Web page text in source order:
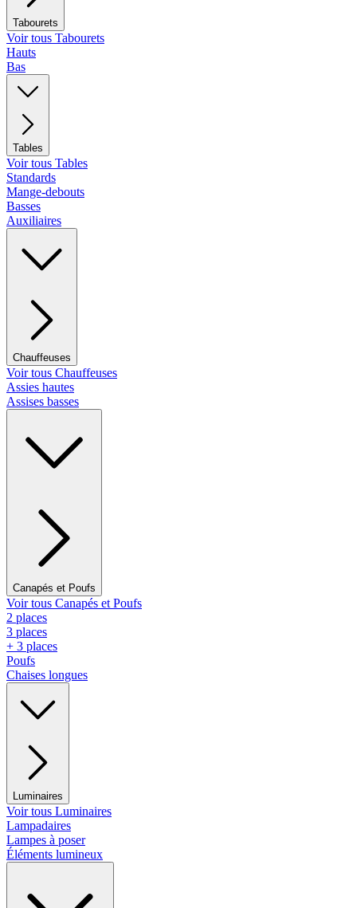
Tabourets
Voir tous Tabourets
Hauts
Bas
Tables
Voir tous Tables
Standards
Mange-debouts
Basses
Auxiliaires
Chauffeuses
Voir tous Chauffeuses
Assies hautes
Assises basses
Canapés et Poufs
Voir tous Canapés et Poufs
2 places
3 places
+ 3 places
Poufs
Chaises longues
Luminaires
Voir tous Luminaires
Lampadaires
Lampes à poser
Éléments lumineux